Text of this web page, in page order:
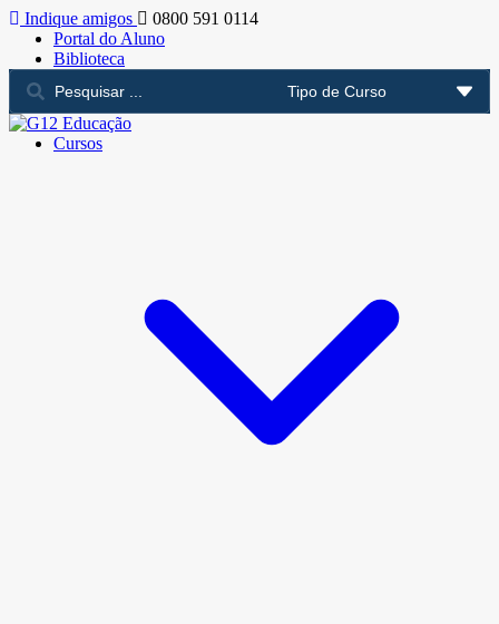
Indique amigos
0800 591 0114
Portal do Aluno
Biblioteca
Cursos